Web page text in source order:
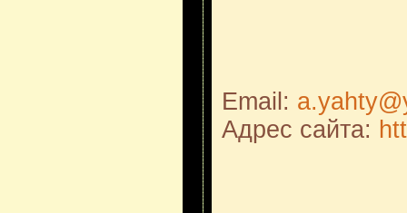
Email:
Адрес сайта: